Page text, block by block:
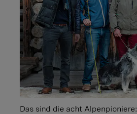
Das sind die acht